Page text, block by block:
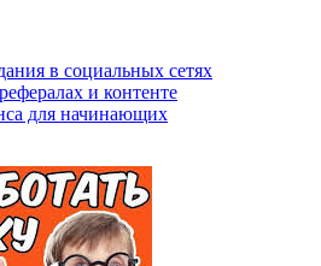
в социальных сетях
и контенте
для начинающих